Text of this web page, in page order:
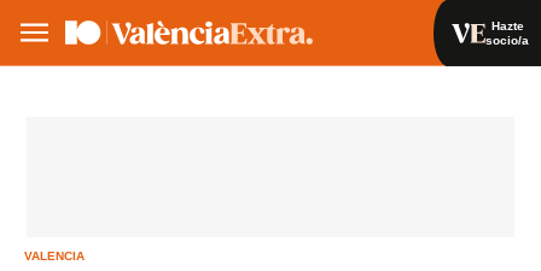
Hazte
socio/a
VALENCIA